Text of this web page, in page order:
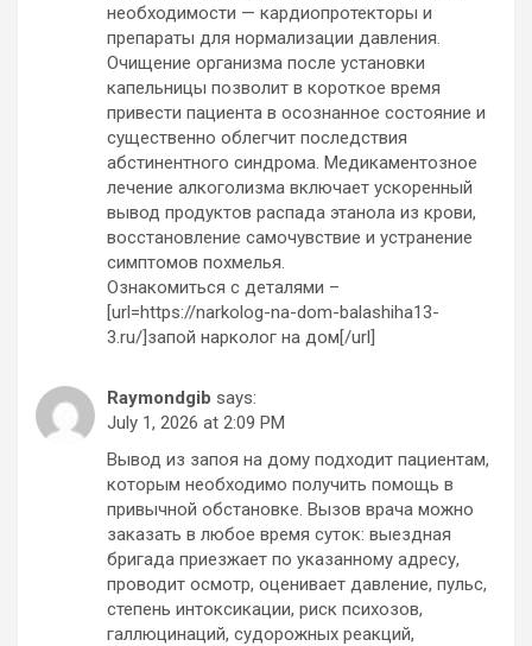
необходимости — кардиопротекторы и
препараты для нормализации давления.
Очищение организма после установки
капельницы позволит в короткое время
привести пациента в осознанное состояние и
существенно облегчит последствия
абстинентного синдрома. Медикаментозное
лечение алкоголизма включает ускоренный
вывод продуктов распада этанола из крови,
восстановление самочувствие и устранение
симптомов похмелья.
Ознакомиться с деталями –
[url=https://narkolog-na-dom-balashiha13-
3.ru/]запой нарколог на дом[/url]
Raymondgib says:
July 1, 2026 at 2:09 PM
Вывод из запоя на дому подходит пациентам,
которым необходимо получить помощь в
привычной обстановке. Вызов врача можно
заказать в любое время суток: выездная
бригада приезжает по указанному адресу,
проводит осмотр, оценивает давление, пульс,
степень интоксикации, риск психозов,
галлюцинаций, судорожных реакций,